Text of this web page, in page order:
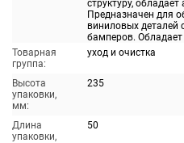
структуру,
Предназначен для
виниловых деталей
бамперов.
Товарная
группа:
уход и очистка
Высота
упаковки,
мм:
235
Длина
упаковки,
50